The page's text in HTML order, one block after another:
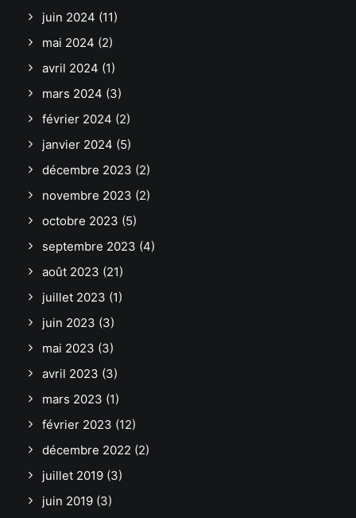
juin 2024 (11)
mai 2024 (2)
avril 2024 (1)
mars 2024 (3)
février 2024 (2)
janvier 2024 (5)
décembre 2023 (2)
novembre 2023 (2)
octobre 2023 (5)
septembre 2023 (4)
août 2023 (21)
juillet 2023 (1)
juin 2023 (3)
mai 2023 (3)
avril 2023 (3)
mars 2023 (1)
février 2023 (12)
décembre 2022 (2)
juillet 2019 (3)
juin 2019 (3)